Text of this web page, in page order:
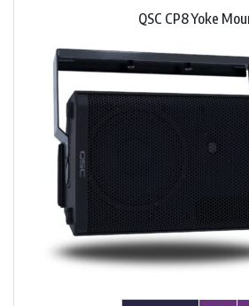
QSC CP8 Yoke